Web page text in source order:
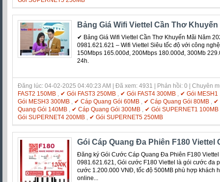
Bảng Giá Wifi Viettel Cần Thơ Khuyến
✔ Bảng Giá Wifi Viettel Cần Thơ Khuyến Mãi Năm
0981.621.621 – Wifi Viettel Siêu tốc độ với công
150Mbps 165.000đ, 200Mbps 180.000đ, 300Mb
24h.
Đăng lúc: 04-02-2025 04:40:23 AM | Đã xem: 4931 | Phản hồi: 0 | Chuyên
FAST2 150MB
✔ Gói FAST3 250MB ✔ Gói FAST4 300MB
✔ Gói MESH1
Gói MESH3 300MB
✔ Cáp Quang Gói 60MB ✔ Cáp Quang Gói 80MB
✔
Quang Gói 140MB
✔ Cáp Quang Gói 300MB ✔ Gói SUPERNET1 100MB
Gói SUPERNET4 200MB
✔ Gói SUPERNET5 250MB
Gói Cáp Quang Đa Phiên F180 Viettel
Đăng ký Gói Cước Cáp Quang Đa Phiên F180
0981.621.621, Gói cước F180 Viettel là gói cước đa
cước 1.200.000 VNĐ, tốc độ 500MB phù hợp khách
online...